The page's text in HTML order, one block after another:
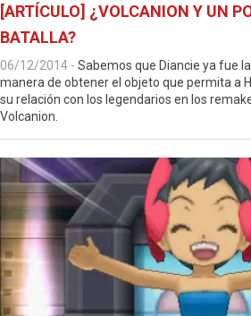
[ARTÍCULO] ¿VOLCANION Y UN
BATALLA?
06/12/2014 - Sabemos que Diancie ya fue
manera de obtener el objeto que permita a
su relación con los legendarios en los
Volcanion.